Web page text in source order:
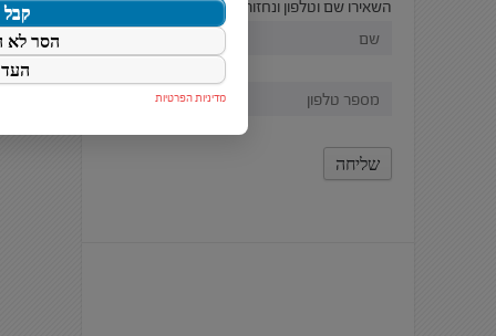
השאירו שם וטלפון ונחזור אליכם בהקדם:
הסר לא
מדיניות הפרטיות